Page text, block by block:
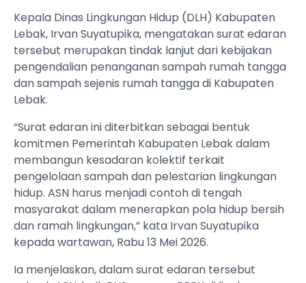
Kepala Dinas Lingkungan Hidup (DLH) Kabupaten
Lebak, Irvan Suyatupika, mengatakan surat edaran
tersebut merupakan tindak lanjut dari kebijakan
pengendalian penanganan sampah rumah tangga
dan sampah sejenis rumah tangga di Kabupaten
Lebak.
“Surat edaran ini diterbitkan sebagai bentuk
komitmen Pemerintah Kabupaten Lebak dalam
membangun kesadaran kolektif terkait
pengelolaan sampah dan pelestarian lingkungan
hidup. ASN harus menjadi contoh di tengah
masyarakat dalam menerapkan pola hidup bersih
dan ramah lingkungan,” kata Irvan Suyatupika
kepada wartawan, Rabu 13 Mei 2026.
Ia menjelaskan, dalam surat edaran tersebut